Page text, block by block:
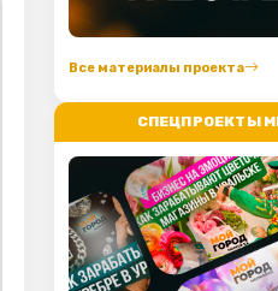
Все материалы проекта
СПЕЦПРОЕКТЫ